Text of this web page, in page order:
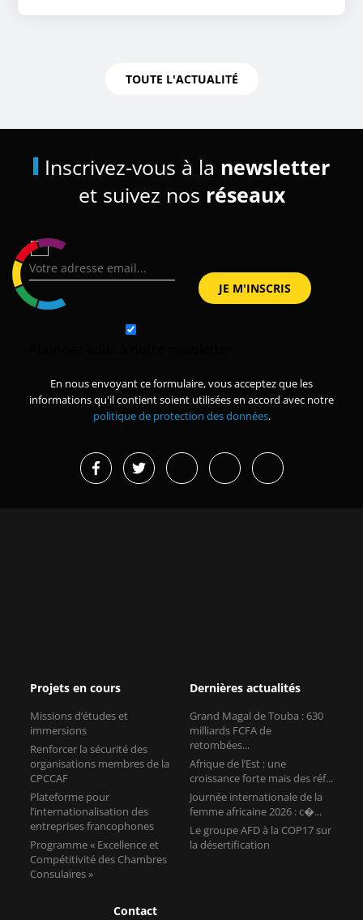
TOUTE L'ACTUALITÉ
Inscrivez-vous à la newsletter
et suivez nos réseaux
En nous envoyant ce formulaire, vous acceptez que les
informations qu'il contient soient utilisées en accord avec notre
politique de protection des données.
Projets en cours
Missions d’études et
immersions
Renforcer la sécurité des
organisations membres de la
CPCCAF
Plateforme pour
l’internationalisation des
entreprises francophones
Programme « Excellence et
Compétitivité des Chambres
Consulaires »
Dernières actualités
Grand Magal de Touba : 630
milliards FCFA de
retombées...
Afrique de l’Est : une
croissance forte mais des réf...
Journée internationale de la
femme africaine 2026 : c�...
Le groupe AFD à la COP17 sur
la désertification
Contact